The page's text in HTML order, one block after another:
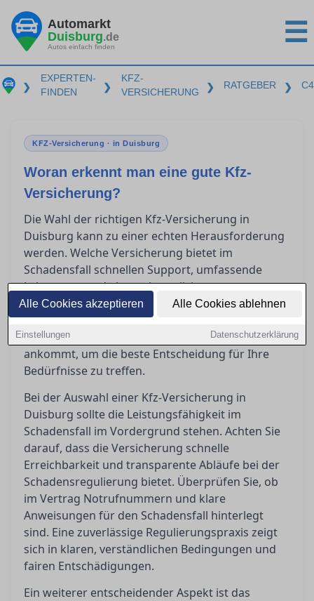
Alle Cookies akzeptieren Alle Cookies ablehnen
Einstellungen Datenschutzerklärung
Automarkt
Duisburg.de
Autos einfach finden ☰
❯
EXPERTEN-
FINDEN
❯
KFZ-
VERSICHERUNG
❯ RATGEBER ❯
KFZ-Versicherung · in Duisburg
Woran erkennt man eine gute Kfz-
Versicherung?
Die Wahl der richtigen Kfz-Versicherung in
Duisburg kann zu einer echten Herausforderung
werden. Welche Versicherung bietet im
Schadensfall schnellen Support, umfassende
Leistungen und eine unkomplizierte
Schadensregulierung? Dieser Ratgeber gibt Ihnen
Einblicke, wie Sie die Bedingungen richtig deuten
und worauf es bei Kundenbewertungen wirklich
ankommt, um die beste Entscheidung für Ihre
Bedürfnisse zu treffen.
Bei der Auswahl einer Kfz-Versicherung in
Duisburg sollte die Leistungsfähigkeit im
Schadensfall im Vordergrund stehen. Achten Sie
darauf, dass die Versicherung schnelle
Erreichbarkeit und transparente Abläufe bei der
Schadensregulierung bietet. Überprüfen Sie, ob
im Vertrag Notrufnummern und klare
Anweisungen für den Schadensfall hinterlegt
sind. Eine zuverlässige Regulierungspraxis zeigt
sich in klaren, verständlichen Bedingungen und
fairen Entschädigungen.
Ein weiterer entscheidender Aspekt ist das